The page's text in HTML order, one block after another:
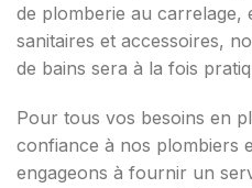
de plomberie au carrelage,
sanitaires et accessoires,
de bains sera à la fois
Pour tous vos besoins en
confiance à nos plombiers
engageons à fournir un